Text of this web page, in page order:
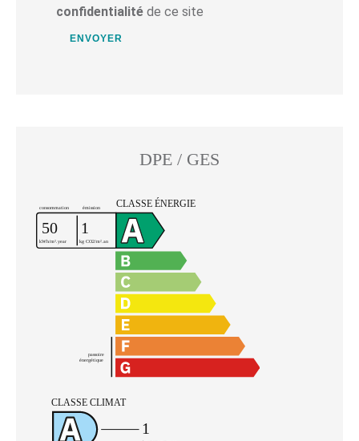
confidentialité de ce site
ENVOYER
DPE / GES